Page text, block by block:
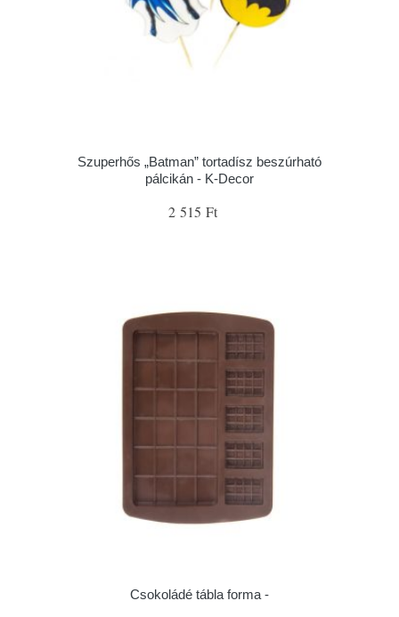
Szuperhős „Batman” tortadísz beszúrható
pálcikán - K-Decor
2 515 Ft
Csokoládé tábla forma -